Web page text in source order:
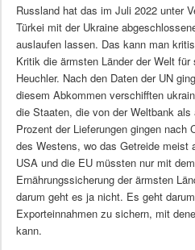
Russland hat das im Juli 2022 unter
Türkei mit der Ukraine
auslaufen lassen. Das kann man
Kritik die ärmsten Länder der Welt
Heuchler. Nach den Daten der UN
diesem Abkommen verschifften
die Staaten, die von der Weltbank als
Prozent der Lieferungen gingen nach
des Westens, wo das Getreide meist
USA und die EU müssten nur mit
Ernährungssicherung der ärmsten
darum geht es ja nicht. Es geht
Exporteinnahmen zu sichern, mit
kann.